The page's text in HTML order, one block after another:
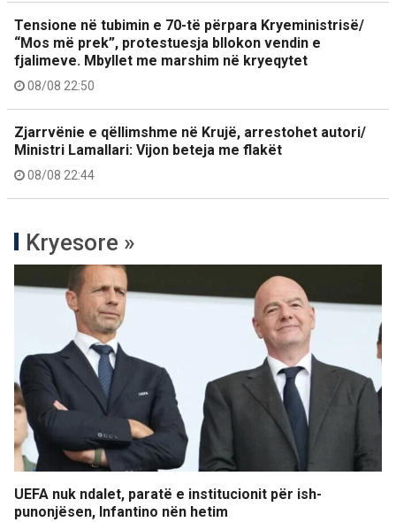
Tensione në tubimin e 70-të përpara Kryeministrisë/
“Mos më prek”, protestuesja bllokon vendin e
fjalimeve. Mbyllet me marshim në kryeqytet
08/08 22:50
Zjarrvënie e qëllimshme në Krujë, arrestohet autori/
Ministri Lamallari: Vijon beteja me flakët
08/08 22:44
Kryesore »
UEFA nuk ndalet, paratë e institucionit për ish-
punonjësen, Infantino nën hetim